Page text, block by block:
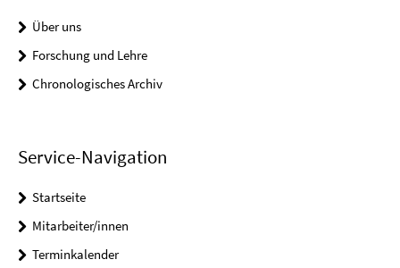
Über uns
Forschung und Lehre
Chronologisches Archiv
Service-Navigation
Startseite
Mitarbeiter/innen
Terminkalender